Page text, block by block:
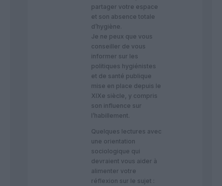
partager votre espace
et son absence totale
d’hygiène.
Je ne peux que vous
conseiller de vous
informer sur les
politiques hygiénistes
et de santé publique
mise en place depuis le
XIXe siècle, y compris
son influence sur
l’habillement.
Quelques lectures avec
une orientation
sociologique qui
devraient vous aider à
alimenter votre
réflexion sur le sujet :